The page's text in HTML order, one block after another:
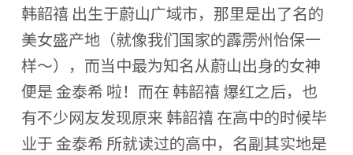
韩韶禧 出生于蔚山广域市，那里是出了名的
美女盛产地（就像我们国家的霹雳州怡保一
样～），而当中最为知名从蔚山出身的女神
便是 金泰希 啦！而在 韩韶禧 爆红之后，也
有不少网友发现原来 韩韶禧 在高中的时候毕
业于 金泰希 所就读过的高中，名副其实地是